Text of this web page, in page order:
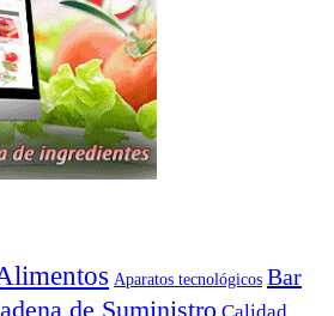
Aparatos tecnológicos Bar
de Suministro